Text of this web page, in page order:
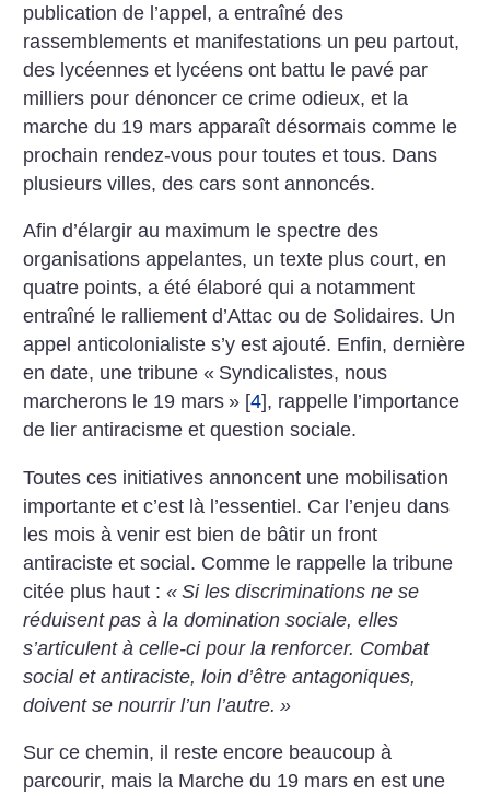
publication de l’appel, a entraîné des
rassemblements et manifestations un peu partout,
des lycéennes et lycéens ont battu le pavé par
milliers pour dénoncer ce crime odieux, et la
marche du 19 mars apparaît désormais comme le
prochain rendez-vous pour toutes et tous. Dans
plusieurs villes, des cars sont annoncés.
Afin d’élargir au maximum le spectre des
organisations appelantes, un texte plus court, en
quatre points, a été élaboré qui a notamment
entraîné le ralliement d’Attac ou de Solidaires. Un
appel anticolonialiste s’y est ajouté. Enfin, dernière
en date, une tribune « Syndicalistes, nous
marcherons le 19 mars » [4], rappelle l’importance
de lier antiracisme et question sociale.
Toutes ces initiatives annoncent une mobilisation
importante et c’est là l’essentiel. Car l’enjeu dans
les mois à venir est bien de bâtir un front
antiraciste et social. Comme le rappelle la tribune
citée plus haut :« Si les discriminations ne se
réduisent pas à la domination sociale, elles
s’articulent à celle-ci pour la renforcer. Combat
social et antiraciste, loin d’être antagoniques,
doivent se nourrir l’un l’autre. »
Sur ce chemin, il reste encore beaucoup à
parcourir, mais la Marche du 19 mars en est une